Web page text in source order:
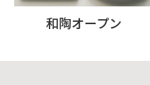
和陶オープン